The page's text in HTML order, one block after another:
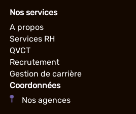
Nos services
A propos
Services RH
QVCT
Recrutement
Gestion de carrière
Coordonnées
Nos agences